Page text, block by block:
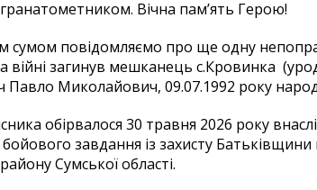
Вічна пам’ять Герою!
сумом повідомляємо про ще одну
війні загинув мешканець с.Кровинка
Павло Миколайович, 09.07.1992 року
обірвалося 30 травня 2026 року
завдання із захисту
Сумської області.